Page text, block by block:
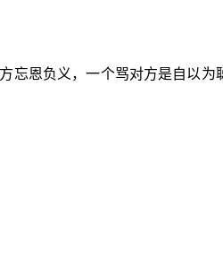
忘恩负义，一个骂对方是自以为